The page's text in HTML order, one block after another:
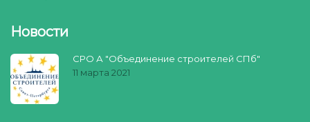
Новости
СРО А "Объединение строителей СПб"
11 марта 2021